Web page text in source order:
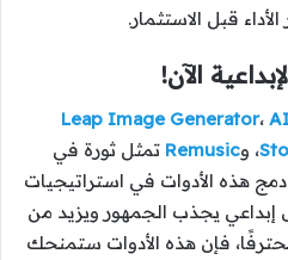
قبل الاستثمار.
الآن!
Leap Image Generator،
، وRemusic تمثل ثورة في
هذه الأدوات في استراتيجيات
إبداعي يجذب الجمهور ويزيد من
فإن هذه الأدوات ستمنحك